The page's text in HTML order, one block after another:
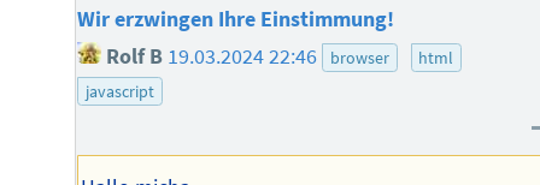
Wir erzwingen Ihre Einstimmung!
Rolf B 19.03.2024 22:46 browser
html
javascript